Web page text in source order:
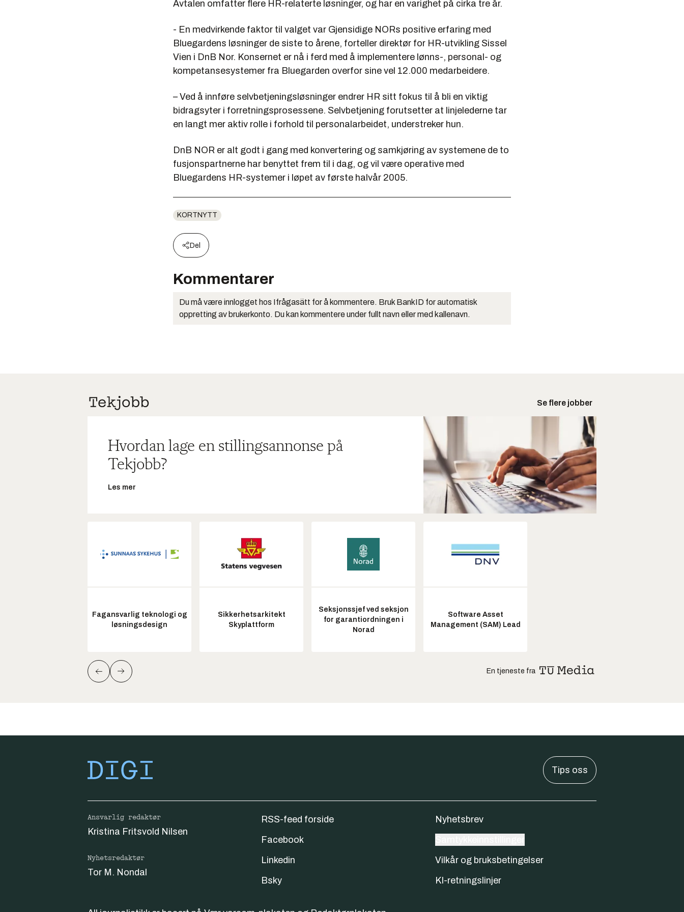
Avtalen omfatter flere HR-relaterte løsninger, og har en varighet på cirka tre år.
- En medvirkende faktor til valget var Gjensidige NORs positive erfaring med
Bluegardens løsninger de siste to årene, forteller direktør for HR-utvikling Sissel
Vien i DnB Nor. Konsernet er nå i ferd med å implementere lønns-, personal- og
kompetansesystemer fra Bluegarden overfor sine vel 12.000 medarbeidere.
– Ved å innføre selvbetjeningsløsninger endrer HR sitt fokus til å bli en viktig
bidragsyter i forretningsprosessene. Selvbetjening forutsetter at linjelederne tar
en langt mer aktiv rolle i forhold til personalarbeidet, understreker hun.
DnB NOR er alt godt i gang med konvertering og samkjøring av systemene de to
fusjonspartnerne har benyttet frem til i dag, og vil være operative med
Bluegardens HR-systemer i løpet av første halvår 2005.
KORTNYTT
Del
Kommentarer
Du må være innlogget hos Ifrågasätt for å kommentere. Bruk BankID for automatisk
oppretting av brukerkonto. Du kan kommentere under fullt navn eller med kallenavn.
Se flere jobber
Hvordan lage en stillingsannonse på
Tekjobb?
Les mer
Fagansvarlig teknologi og
løsningsdesign
Sikkerhetsarkitekt
Skyplattform
Seksjonssjef ved seksjon
for garantiordningen i
Norad
Software Asset
Management (SAM) Lead
En tjeneste fra
Tips oss
Ansvarlig redaktør
Kristina Fritsvold Nilsen
Nyhetsredaktør
Tor M. Nondal
RSS-feed forside
Facebook
Linkedin
Bsky
Nyhetsbrev
Vilkår og bruksbetingelser
KI-retningslinjer